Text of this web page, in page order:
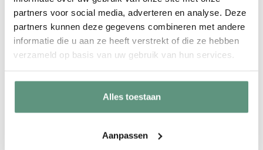
partners voor social media, adverteren en analyse. Deze
partners kunnen deze gegevens combineren met andere
informatie die u aan ze heeft verstrekt of die ze hebben
verzameld op basis van uw gebruik van hun services.
Alles toestaan
Aanpassen
hangt
Geen vervelende lijmrestenals je de
raamsticker verwijdert